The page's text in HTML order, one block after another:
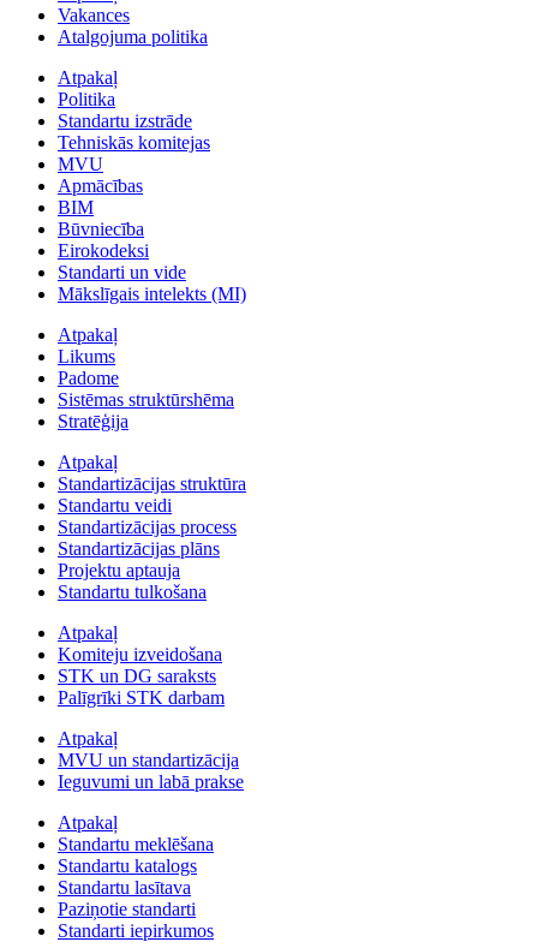
Vakances
Atalgojuma politika
Atpakaļ
Politika
Standartu izstrāde
Tehniskās komitejas
MVU
Apmācības
BIM
Būvniecība
Eirokodeksi
Standarti un vide
Mākslīgais intelekts (MI)
Atpakaļ
Likums
Padome
Sistēmas struktūrshēma
Stratēģija
Atpakaļ
Standartizācijas struktūra
Standartu veidi
Standartizācijas process
Standartizācijas plāns
Projektu aptauja
Standartu tulkošana
Atpakaļ
Komiteju izveidošana
STK un DG saraksts
Palīgrīki STK darbam
Atpakaļ
MVU un standartizācija
Ieguvumi un labā prakse
Atpakaļ
Standartu meklēšana
Standartu katalogs
Standartu lasītava
Paziņotie standarti
Standarti iepirkumos